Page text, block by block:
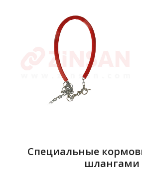
Специальные
шлангами